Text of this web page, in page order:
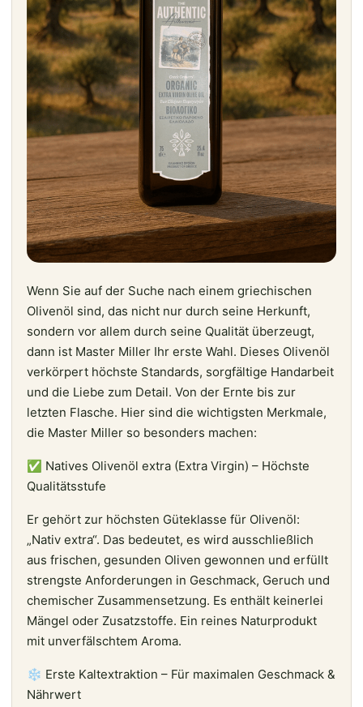
Wenn Sie auf der Suche nach einem griechischen
Olivenöl sind, das nicht nur durch seine Herkunft,
sondern vor allem durch seine Qualität überzeugt,
dann ist Master Miller Ihr erste Wahl. Dieses Olivenöl
verkörpert höchste Standards, sorgfältige Handarbeit
und die Liebe zum Detail. Von der Ernte bis zur
letzten Flasche. Hier sind die wichtigsten Merkmale,
die Master Miller so besonders machen:
✅ Natives Olivenöl extra (Extra Virgin) – Höchste
Qualitätsstufe
Er gehört zur höchsten Güteklasse für Olivenöl:
„Nativ extra“. Das bedeutet, es wird ausschließlich
aus frischen, gesunden Oliven gewonnen und erfüllt
strengste Anforderungen in Geschmack, Geruch und
chemischer Zusammensetzung. Es enthält keinerlei
Mängel oder Zusatzstoffe. Ein reines Naturprodukt
mit unverfälschtem Aroma.
❄️ Erste Kaltextraktion – Für maximalen Geschmack &
Nährwert